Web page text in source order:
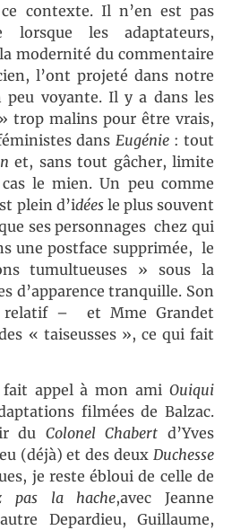
contexte. Il n’en est pas
lorsque les adaptateurs,
modernité du commentaire
l’ont projeté dans notre
peu voyante. Il y a dans les
trop malins pour être vrais,
dans Eugénie : tout
et, sans tout gâcher, limite
le mien. Un peu comme
plein d’idéesle plus souvent
ses personnages chez qui
une postface supprimée, le
tumultueuses » sous la
d’apparence tranquille. Son
relatif – et Mme Grandet
« taiseusses », ce qui fait
fait appel à mon ami Ouiqui
filmées de Balzac.
du Colonel Chabert d’Yves
(déjà) et des deux Duchesse
je reste ébloui de celle de
pas la hache,avec Jeanne
Depardieu, Guillaume,